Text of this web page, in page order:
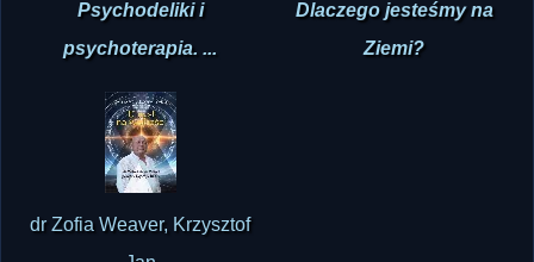
Psychodeliki i
psychoterapia. ...
Dlaczego jesteśmy na
Ziemi?
dr Zofia Weaver, Krzysztof